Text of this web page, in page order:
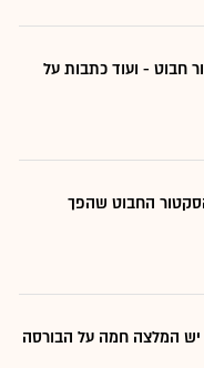
חבוט - ועוד כתבות על
החבוט שהפך
יש המלצה חמה על הבורסה